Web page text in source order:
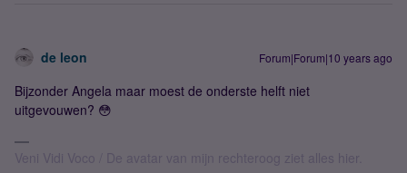
de leon Forum|Forum|10 years ago
Bijzonder Angela maar moest de onderste helft niet
uitgevouwen? 😳
Veni Vidi Voco / De avatar van mijn rechteroog ziet alles hier.